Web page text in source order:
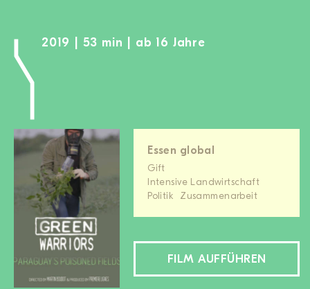
2019 | 53 min | ab 16 Jahre
Essen global
Gift
Intensive Landwirtschaft
Politik
Zusammenarbeit
FILM AUFFÜHREN